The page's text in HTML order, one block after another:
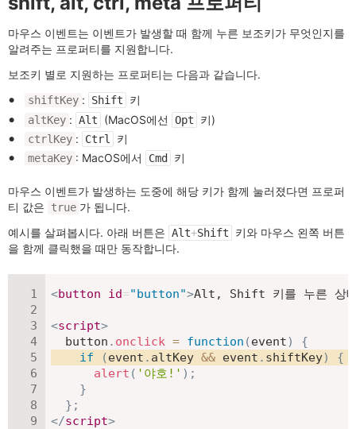
마우스 이벤트는 이벤트가 발생할 때 함께 누른 보조키가 무엇인지를
알려주는 프로퍼티를 지원합니다.
보조키 별로 지원하는 프로퍼티는 다음과 같습니다.
shiftKey : Shift 키
altKey : Alt (MacOS에선 Opt 키)
ctrlKey : Ctrl 키
metaKey : MacOS에서 Cmd 키
마우스 이벤트가 발생하는 도중에 해당 키가 함께 눌러졌다면 프로퍼
티 값은
true 가 됩니다.
예시를 살펴봅시다. 아래 버튼은 Alt+Shift
키와 마우스 왼쪽 버튼
을 함께 클릭했을 때만 동작합니다.
<button id="button">Alt, Shift 키를 누른 상태
<script>
  button
. onclick = function (event)
{
if
(event . altKey && event . shiftKey)
{
alert ( '야호!' ) ;
}
} ;
</script>